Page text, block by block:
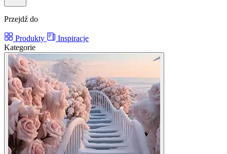
Przejdź do
Produkty
Inspiracje
Kategorie